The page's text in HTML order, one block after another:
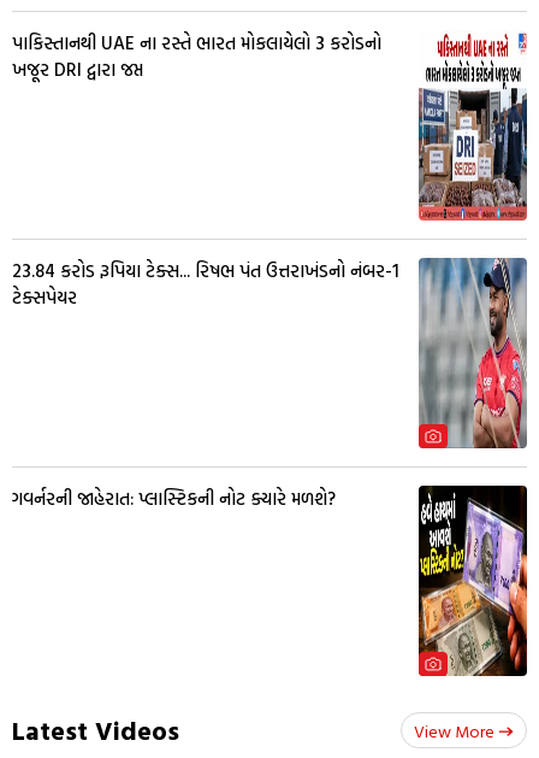
પાકિસ્તાનથી UAE ના રસ્તે ભારત મોકલાયેલો 3 કરોડનો
ખજૂર DRI દ્વારા જપ્ત
23.84 કરોડ રૂપિયા ટેક્સ... રિષભ પંત ઉત્તરાખંડનો નંબર-1
ટેક્સપેયર
ગવર્નરની જાહેરાત: પ્લાસ્ટિકની નોટ ક્યારે મળશે?
Latest Videos View More